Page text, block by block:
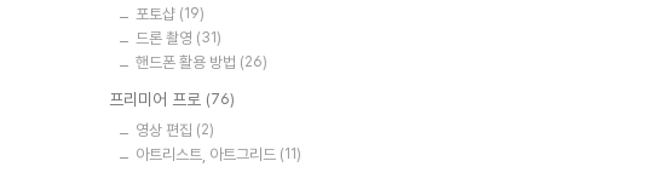
포토샵 (19)
드론 촬영 (31)
핸드폰 활용 방법 (26)
프리미어 프로 (76)
영상 편집 (2)
아트리스트, 아트그리드 (11)